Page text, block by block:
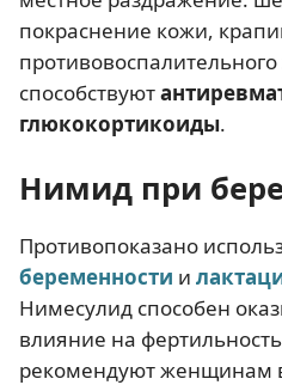
покраснение кожи,
противовоспалительного
способствуют
глюкокортикоиды.
Нимид при
Противопоказано
беременности и
Нимесулид способен
влияние на
рекомендуют женщинам